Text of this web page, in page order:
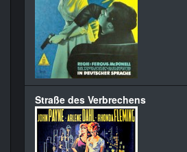
Straße des Verbrechens